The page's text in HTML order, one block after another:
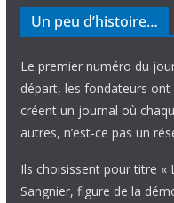
Un peu d’histoire…
Le premier numéro du
départ, les fondateurs
créent un journal où
autres, n’est-ce pas un
Ils choisissent pour titre «
Sangnier, figure de la